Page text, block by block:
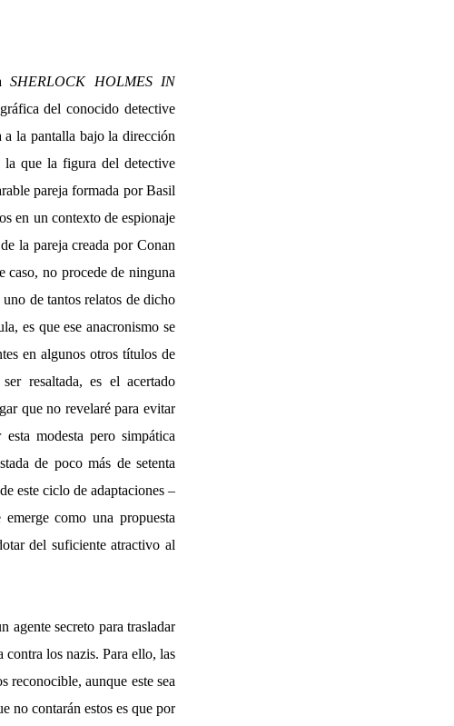
SHERLOCK HOLMES IN
del conocido detective
a la pantalla bajo la dirección
que la figura del detective
pareja formada por Basil
en un contexto de espionaje
la pareja creada por Conan
caso, no procede de ninguna
de tantos relatos de dicho
es que ese anacronismo se
en algunos otros títulos de
resaltada, es el acertado
que no revelaré para evitar
modesta pero simpática
de poco más de setenta
este ciclo de adaptaciones –
como una propuesta
del suficiente atractivo al
agente secreto para trasladar
los nazis. Para ello, las
reconocible, aunque este sea
no contarán estos es que por